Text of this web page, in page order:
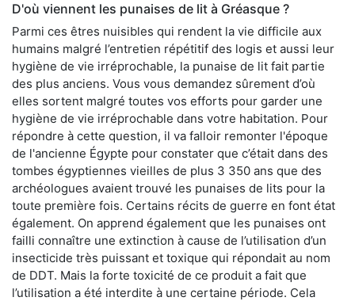
D'où viennent les punaises de lit à Gréasque ?
Parmi ces êtres nuisibles qui rendent la vie difficile aux
humains malgré l’entretien répétitif des logis et aussi leur
hygiène de vie irréprochable, la punaise de lit fait partie
des plus anciens. Vous vous demandez sûrement d’où
elles sortent malgré toutes vos efforts pour garder une
hygiène de vie irréprochable dans votre habitation. Pour
répondre à cette question, il va falloir remonter l'époque
de l'ancienne Égypte pour constater que c’était dans des
tombes égyptiennes vieilles de plus 3 350 ans que des
archéologues avaient trouvé les punaises de lits pour la
toute première fois. Certains récits de guerre en font état
également. On apprend également que les punaises ont
failli connaître une extinction à cause de l’utilisation d’un
insecticide très puissant et toxique qui répondait au nom
de DDT. Mais la forte toxicité de ce produit a fait que
l’utilisation a été interdite à une certaine période. Cela